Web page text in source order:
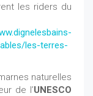
les riders du
les-terres-
naturelles
de l’UNESCO